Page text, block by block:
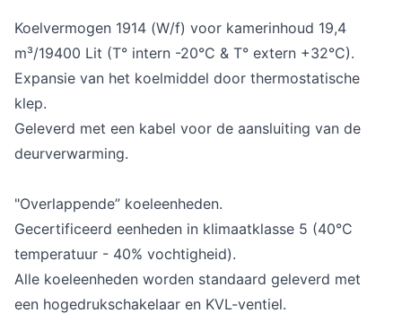
Koelvermogen 1914 (W/f) voor kamerinhoud 19,4
m³/19400 Lit (T° intern -20°C & T° extern +32°C).
Expansie van het koelmiddel door thermostatische
klep.
Geleverd met een kabel voor de aansluiting van de
deurverwarming.
"Overlappende” koeleenheden.
Gecertificeerd eenheden in klimaatklasse 5 (40°C
temperatuur - 40% vochtigheid).
Alle koeleenheden worden standaard geleverd met
een hogedrukschakelaar en KVL-ventiel.